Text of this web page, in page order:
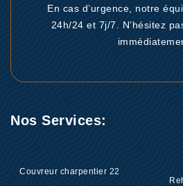
En cas d’urgence, notre
24h/24 et 7j/7. N’hésitez
Nos Services:
Couvreur charpentier 22